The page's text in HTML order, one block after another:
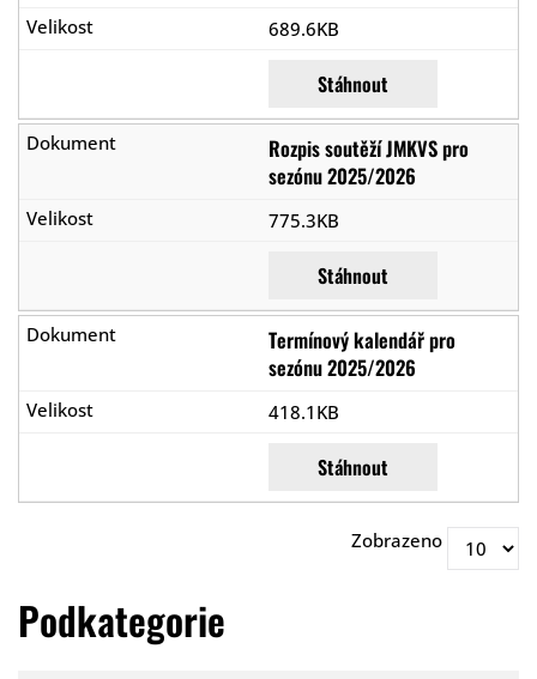
689.6KB
Stáhnout
Rozpis soutěží JMKVS pro
sezónu 2025/2026
775.3KB
Stáhnout
Termínový kalendář pro
sezónu 2025/2026
418.1KB
Stáhnout
Zobrazeno
Podkategorie